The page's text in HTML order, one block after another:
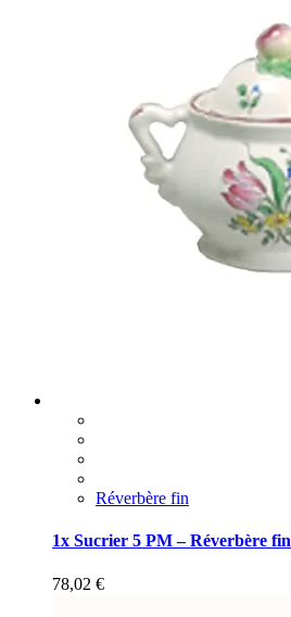
Réverbère fin
1x Sucrier 5 PM – Réverbère fin
78,02 €